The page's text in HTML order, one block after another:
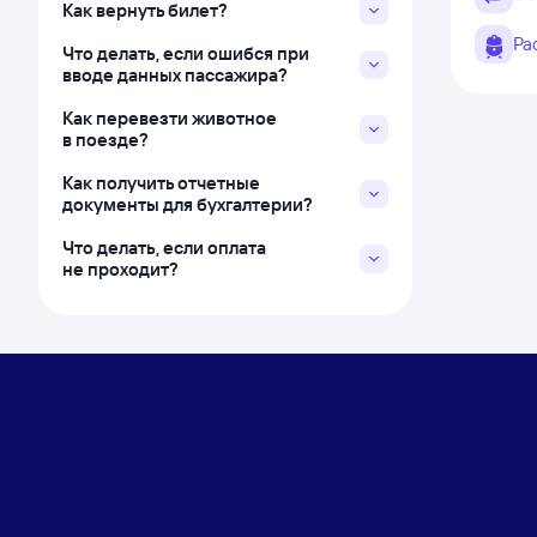
Как вернуть билет?
Что делать, если ошибся при
вводе данных пассажира?
Как перевезти животное
в поезде?
Как получить отчетные
документы для бухгалтерии?
Что делать, если оплата
не проходит?